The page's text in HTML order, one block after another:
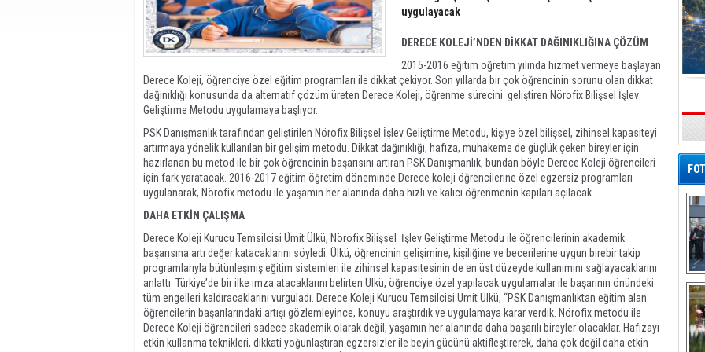
uygulayacak
DERECE KOLEJİ’NDEN DİKKAT DAĞINIKLIĞINA ÇÖZÜM
2015-2016 eğitim öğretim yılında hizmet vermeye başlayan
Derece Koleji, öğrenciye özel eğitim programları ile dikkat çekiyor. Son yıllarda bir çok öğrencinin sorunu olan dikkat
dağınıklığı konusunda da alternatif çözüm üreten Derece Koleji, öğrenme sürecini geliştiren Nörofix Bilişsel İşlev
Geliştirme Metodu uygulamaya başlıyor.
PSK Danışmanlık tarafından geliştirilen Nörofix Bilişsel İşlev Geliştirme Metodu, kişiye özel bilişsel, zihinsel kapasiteyi
artırmaya yönelik kullanılan bir gelişim metodu. Dikkat dağınıklığı, hafıza, muhakeme de güçlük çeken bireyler için
hazırlanan bu metod ile bir çok öğrencinin başarısını artıran PSK Danışmanlık, bundan böyle Derece Koleji öğrencileri
için fark yaratacak. 2016-2017 eğitim öğretim döneminde Derece koleji öğrencilerine özel egzersiz programları
uygulanarak, Nörofix metodu ile yaşamın her alanında daha hızlı ve kalıcı öğrenmenin kapıları açılacak.
DAHA ETKİN ÇALIŞMA
Derece Koleji Kurucu Temsilcisi Ümit Ülkü, Nörofix Bilişsel İşlev Geliştirme Metodu ile öğrencilerinin akademik
başarısına artı değer katacaklarını söyledi. Ülkü, öğrencinin gelişimine, kişiliğine ve becerilerine uygun birebir takip
programlarıyla bütünleşmiş eğitim sistemleri ile zihinsel kapasitesinin de en üst düzeyde kullanımını sağlayacaklarını
anlattı. Türkiye’de bir ilke imza atacaklarını belirten Ülkü, öğrenciye özel yapılacak uygulamalar ile başarının önündeki
tüm engelleri kaldıracaklarını vurguladı. Derece Koleji Kurucu Temsilcisi Ümit Ülkü, “PSK Danışmanlıktan eğitim alan
öğrencilerin başarılarındaki artışı gözlemleyince, konuyu araştırdık ve uygulamaya karar verdik. Nörofix metodu ile
Derece Koleji öğrencileri sadece akademik olarak değil, yaşamın her alanında daha başarılı bireyler olacaklar. Hafızayı
etkin kullanma teknikleri, dikkati yoğunlaştıran egzersizler ile beyin gücünü aktifleştirerek, daha çok değil daha etkin